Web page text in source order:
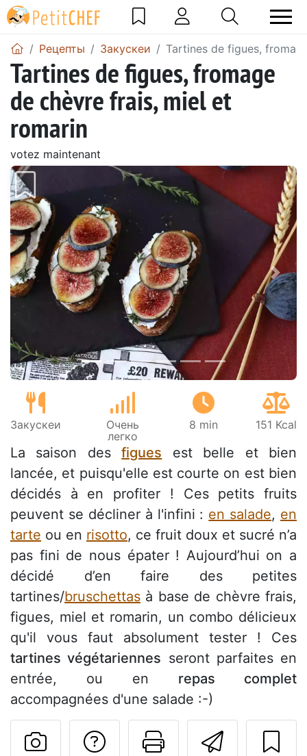
Pецепты Закускeи Tartines de figues,
Tartines de figues, fromage
de chèvre frais, miel et
romarin
votez maintenant
Предыдущий
Закускeи
Очень
легко
8 min 151 Kcal
La saison desfigues est belle et bien
lancée, et puisqu'elle est courte on est bien
décidés à en profiter ! Ces petits fruits
peuvent se décliner à l'infini : en salade, en
tarte ou en risotto, ce fruit doux et sucré n’a
pas fini de nous épater ! Aujourd’hui on a
décidé d’en faire des petites
tartines/bruschettas à base de chèvre frais,
figues, miel et romarin, un combo délicieux
qu'il vous faut absolument tester ! Ces
tartines végétariennes seront parfaites en
entrée, ou en repas complet
accompagnées d'une salade :-)
Задать вопрос